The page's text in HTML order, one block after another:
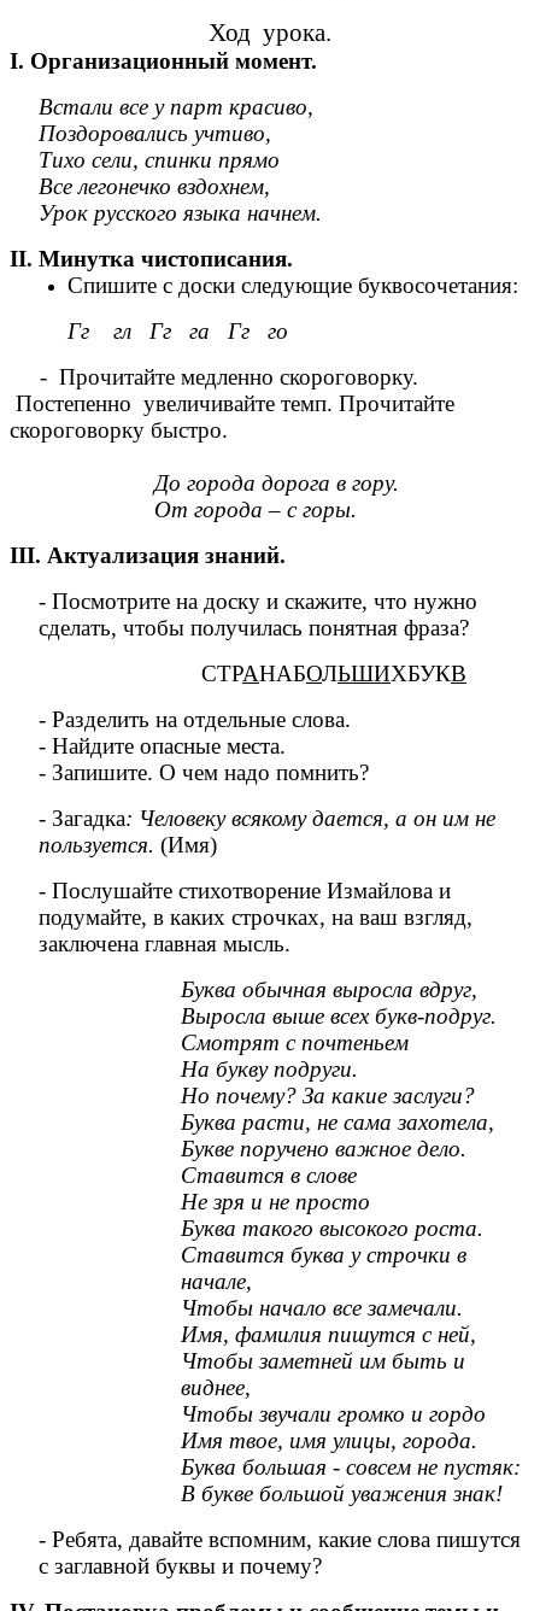
Ход урока.
I. Организационный момент.
Встали все у парт красиво,
Поздоровались учтиво,
Тихо сели, спинки прямо
Все легонечко вздохнем,
Урок русского языка начнем.
II. Минутка чистописания.
Спишите с доски следующие буквосочетания:
Гг гл Гг га Гг го
- Прочитайте медленно скороговорку.
Постепенно увеличивайте темп. Прочитайте
скороговорку быстро.
До города дорога в гору.
От города – с горы.
III. Актуализация знаний.
- Посмотрите на доску и скажите, что нужно
сделать, чтобы получилась понятная фраза?
СТРАНАБОЛЬШИХБУКВ
- Разделить на отдельные слова.
- Найдите опасные места.
- Запишите. О чем надо помнить?
- Загадка: Человеку всякому дается, а он им не
пользуется. (Имя)
- Послушайте стихотворение Измайлова и
подумайте, в каких строчках, на ваш взгляд,
заключена главная мысль.
Буква обычная выросла вдруг,
Выросла выше всех букв-подруг.
Смотрят с почтеньем
На букву подруги.
Но почему? За какие заслуги?
Буква расти, не сама захотела,
Букве поручено важное дело.
Ставится в слове
Не зря и не просто
Буква такого высокого роста.
Ставится буква у строчки в
начале,
Чтобы начало все замечали.
Имя, фамилия пишутся с ней,
Чтобы заметней им быть и
виднее,
Чтобы звучали громко и гордо
Имя твое, имя улицы, города.
Буква большая - совсем не пустяк:
В букве большой уважения знак!
- Ребята, давайте вспомним, какие слова пишутся
с заглавной буквы и почему?